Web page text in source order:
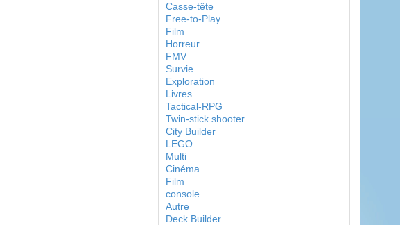
Casse-tête
Free-to-Play
Film
Horreur
FMV
Survie
Exploration
Livres
Tactical-RPG
Twin-stick shooter
City Builder
LEGO
Multi
Cinéma
Film
console
Autre
Deck Builder